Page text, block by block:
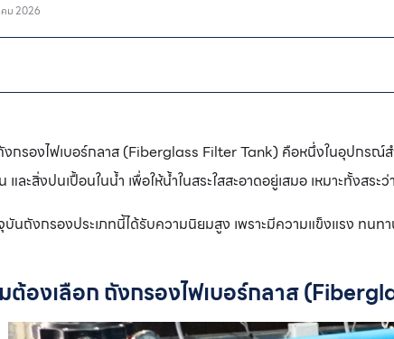
ม 2026
องไฟเบอร์กลาส (Fiberglass Filter Tank) คือหนึ่งในอุปกรณ์ส
และสิ่งปนเปื้อนในน้ำ เพื่อให้น้ำในสระใสสะอาดอยู่เสมอ เหมาะทั้งสร
บันถังกรองประเภทนี้ได้รับความนิยมสูง เพราะมีความแข็งแรง ทน
ต้องเลือก ถังกรองไฟเบอร์กลาส